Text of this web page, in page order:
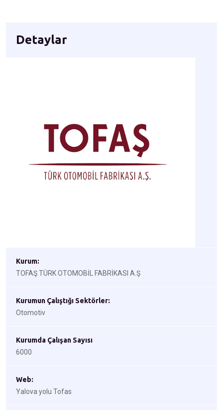
Detaylar
Kurum:
TOFAŞ TÜRK OTOMOBİL FABRİKASI A.Ş
Kurumun Çalıştığı Sektörler:
Otomotiv
Kurumda Çalışan Sayısı
6000
Web:
Yalova yolu Tofas